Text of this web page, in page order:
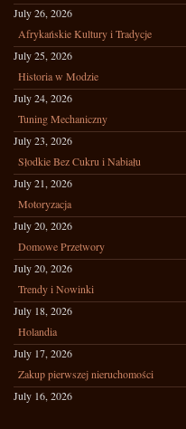
July 26, 2026
Afrykańskie Kultury i Tradycje
July 25, 2026
Historia w Modzie
July 24, 2026
Tuning Mechaniczny
July 23, 2026
Słodkie Bez Cukru i Nabiału
July 21, 2026
Motoryzacja
July 20, 2026
Domowe Przetwory
July 20, 2026
Trendy i Nowinki
July 18, 2026
Holandia
July 17, 2026
Zakup pierwszej nieruchomości
July 16, 2026